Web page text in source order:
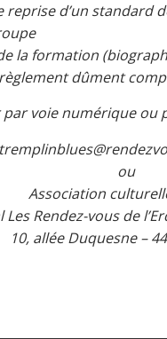
d’un standard
la formation
dûment
voie numérique ou
ou
Association
Les Rendez-vous de
10, allée Duquesne –